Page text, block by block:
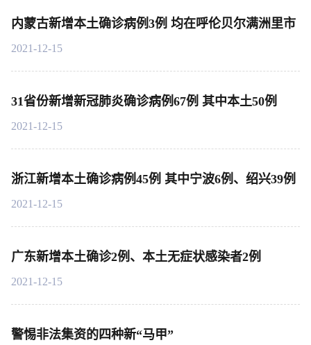
内蒙古新增本土确诊病例3例 均在呼伦贝尔满洲里市
2021-12-15
31省份新增新冠肺炎确诊病例67例 其中本土50例
2021-12-15
浙江新增本土确诊病例45例 其中宁波6例、绍兴39例
2021-12-15
广东新增本土确诊2例、本土无症状感染者2例
2021-12-15
警惕非法集资的四种新“马甲”